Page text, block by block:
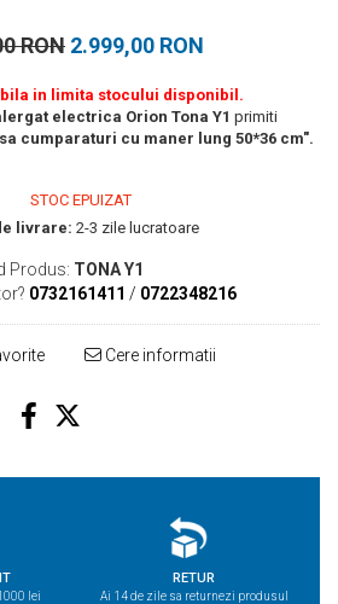
RON 2.999,00 RON
in limita stocului disponibil.
electrica Orion Tona Y1 primiti
cumparaturi cu maner lung 50*36 cm".
STOC EPUIZAT
livrare: 2-3 zile lucratoare
Produs: TONA Y1
0732161411 / 0722348216
Cere informatii
lei
RETUR
Ai 14 de zile sa returnezi produsul